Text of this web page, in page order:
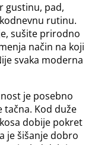
gustinu, pad,
rutinu.
sušite prirodno
način na koji
svaka moderna
je posebno
tačna. Kod duže
dobije pokret
je šišanje dobro